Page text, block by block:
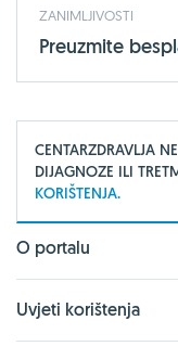
ZANIMLJIVOSTI
Preuzmite
CENTARZDRAVLJA
DIJAGNOZE ILI
KORIŠTENJA.
O portalu
Uvjeti korištenja